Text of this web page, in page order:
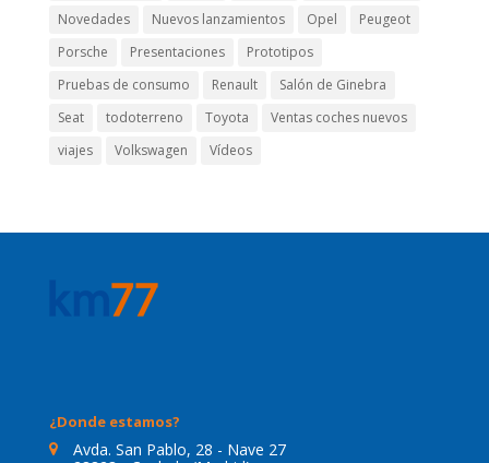
Novedades
Nuevos lanzamientos Opel
Peugeot
Porsche
Presentaciones
Prototipos
Pruebas de consumo
Renault
Salón de Ginebra
Seat
todoterreno Toyota
Ventas coches nuevos
viajes
Volkswagen Vídeos
¿Donde estamos?
Avda. San Pablo, 28 - Nave 27